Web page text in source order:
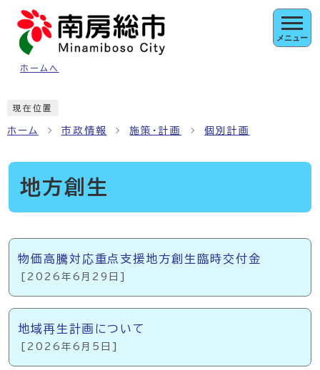
ページの先頭です
ホームへ
メニュー
現在位置
ホーム 市政情報 施策・計画 個別計画
地方創生
メインメニュー
物価高騰対応重点支援地方創生臨時交付金
[2026年6月29日]
地域再生計画について
[2026年6月5日]